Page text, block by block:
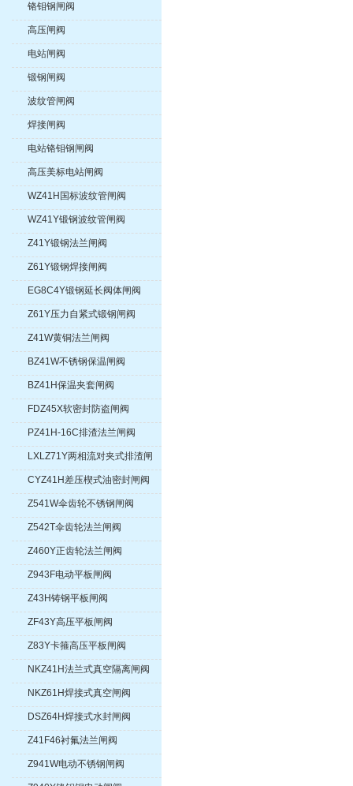
铬钼钢闸阀
高压闸阀
电站闸阀
锻钢闸阀
波纹管闸阀
焊接闸阀
电站铬钼钢闸阀
高压美标电站闸阀
WZ41H国标波纹管闸阀
WZ41Y锻钢波纹管闸阀
Z41Y锻钢法兰闸阀
Z61Y锻钢焊接闸阀
EG8C4Y锻钢延长阀体闸阀
Z61Y压力自紧式锻钢闸阀
Z41W黄铜法兰闸阀
BZ41W不锈钢保温闸阀
BZ41H保温夹套闸阀
FDZ45X软密封防盗闸阀
PZ41H-16C排渣法兰闸阀
LXLZ71Y两相流对夹式排渣闸
阀
CYZ41H差压楔式油密封闸阀
Z541W伞齿轮不锈钢闸阀
Z542T伞齿轮法兰闸阀
Z460Y正齿轮法兰闸阀
Z943F电动平板闸阀
Z43H铸钢平板闸阀
ZF43Y高压平板闸阀
Z83Y卡箍高压平板闸阀
NKZ41H法兰式真空隔离闸阀
NKZ61H焊接式真空闸阀
DSZ64H焊接式水封闸阀
Z41F46衬氟法兰闸阀
Z941W电动不锈钢闸阀